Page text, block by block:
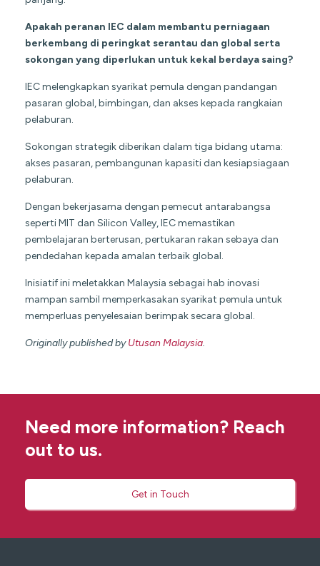
Apakah peranan IEC dalam membantu perniagaan
berkembang di peringkat serantau dan global serta
sokongan yang diperlukan untuk kekal berdaya saing?
IEC melengkapkan syarikat pemula dengan pandangan
pasaran global, bimbingan, dan akses kepada rangkaian
pelaburan.
Sokongan strategik diberikan dalam tiga bidang utama:
akses pasaran, pembangunan kapasiti dan kesiapsiagaan
pelaburan.
Dengan bekerjasama dengan pemecut antarabangsa
seperti MIT dan Silicon Valley, IEC memastikan
pembelajaran berterusan, pertukaran rakan sebaya dan
pendedahan kepada amalan terbaik global.
Inisiatif ini meletakkan Malaysia sebagai hab inovasi
mampan sambil memperkasakan syarikat pemula untuk
memperluas penyelesaian berimpak secara global.
Originally published byUtusan Malaysia.
Need more information? Reach
out to us.
Get in Touch